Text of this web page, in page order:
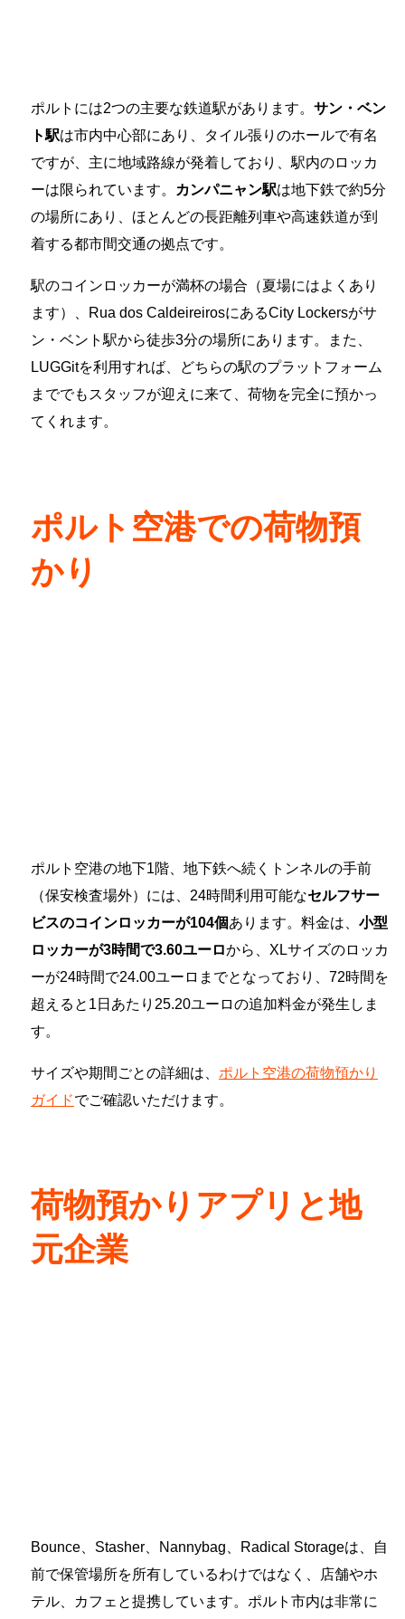
ポルトには2つの主要な鉄道駅があります。 サン・ベン
ト駅は市内中心部にあり、タイル張りのホールで有名
ですが、主に地域路線が発着しており、駅内のロッカ
ーは限られています。
カンパニャン駅は地下鉄で約5分
の場所にあり、ほとんどの長距離列車や高速鉄道が到
着する都市間交通の拠点です。
駅のコインロッカーが満杯の場合（夏場にはよくあり
ます）、Rua dos CaldeireirosにあるCity Lockersがサ
ン・ベント駅から徒歩3分の場所にあります。また、
LUGGitを利用すれば、どちらの駅のプラットフォーム
まででもスタッフが迎えに来て、荷物を完全に預かっ
てくれます。
ポルト空港での荷物預
かり
ポルト空港の地下1階、地下鉄へ続くトンネルの手前
（保安検査場外）には、24時間利用可能なセルフサー
ビスのコインロッカーが104個あります。料金は、 小型
ロッカーが3時間で3.60ユーロから、XLサイズのロッカ
ーが24時間で24.00ユーロまでとなっており、72時間を
超えると1日あたり25.20ユーロの追加料金が発生しま
す。
サイズや期間ごとの詳細は、 ポルト空港の荷物預かり
ガイドでご確認いただけます。
荷物預かりアプリと地
元企業
Bounce、Stasher、Nannybag、Radical Storageは、自
前で保管場所を所有しているわけではなく、店舗やホ
テル、カフェと提携しています。ポルト市内は非常に